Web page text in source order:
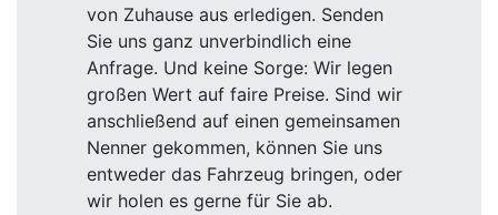
von Zuhause aus erledigen. Senden
Sie uns ganz unverbindlich eine
Anfrage. Und keine Sorge: Wir legen
großen Wert auf faire Preise. Sind wir
anschließend auf einen gemeinsamen
Nenner gekommen, können Sie uns
entweder das Fahrzeug bringen, oder
wir holen es gerne für Sie ab.